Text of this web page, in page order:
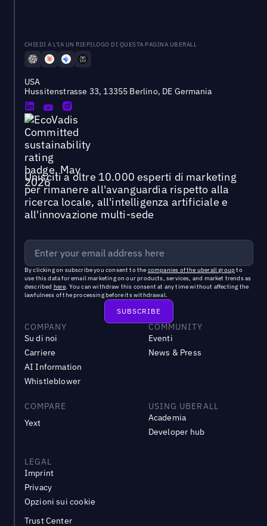
CHIEDI A L'IA UN RIEPILOGO DI QUESTA PAGINA UBERALL
USA
Hussitenstrasse 33, 13355 Berlino, DE Germania
Unisciti a oltre 10.000 esperti di marketing
per rimanere all'avanguardia rispetto alla
ricerca locale, all'intelligenza artificiale e
all'innovazione multi-sede
By clicking on subscribe you consent to the companies of the uberall groupto
use this data for email marketing on our products, services, and market trends as
described here. You can withdraw this consent at any time without affecting the
lawfulness of the processing before its withdrawal.
COMPANY
Su di noi
Carriere
AI Information
Whistleblower
COMMUNITY
Eventi
News & Press
COMPARE
Yext
USING UBERALL
Academia
Developer hub
LEGAL
Imprint
Privacy
Opzioni sui cookie
Trust Center